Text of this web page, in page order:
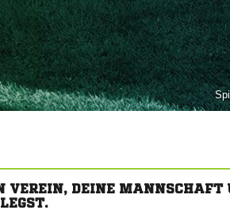
VEREIN, DEINE